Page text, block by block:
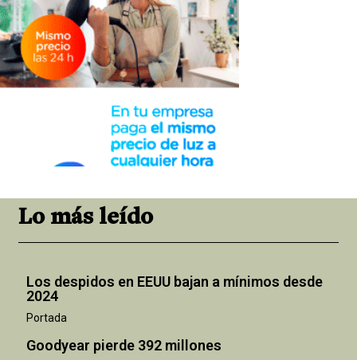
Lo más leído
Los despidos en EEUU bajan a mínimos desde
2024
Portada
Goodyear pierde 392 millones